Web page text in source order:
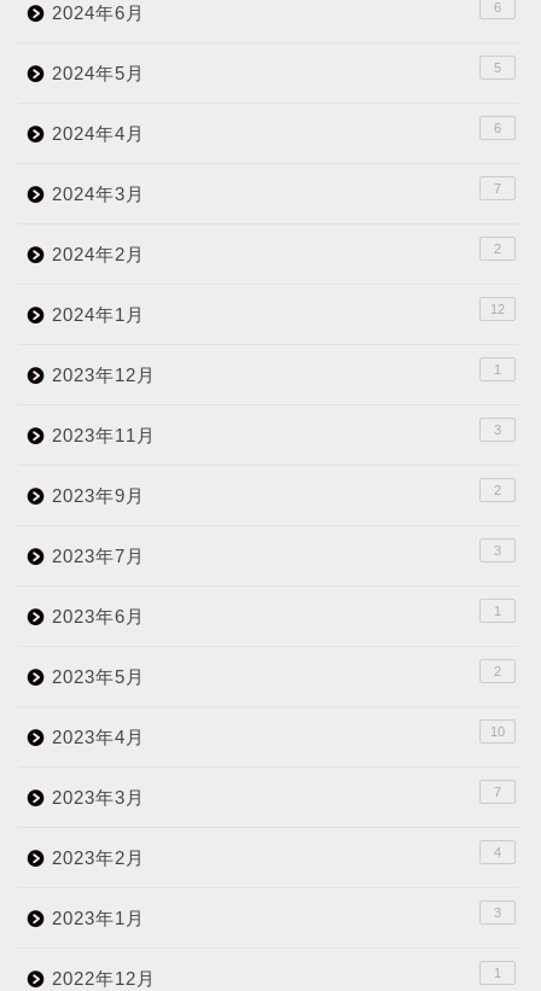
2024年6月 6
2024年5月 5
2024年4月 6
2024年3月 7
2024年2月 2
2024年1月 12
2023年12月 1
2023年11月 3
2023年9月 2
2023年7月 3
2023年6月 1
2023年5月 2
2023年4月 10
2023年3月 7
2023年2月 4
2023年1月 3
2022年12月 1